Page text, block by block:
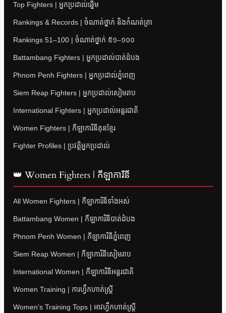
Top Fighters | អ្នកប្រដាល់ឆ្នើម
Rankings & Records | ចំណាត់ថ្នាក់ និងកំណត់ត្រា
Rankings 51–100 | ចំណាត់ថ្នាក់ ៥១–១០០
Battambang Fighters | អ្នកប្រដាល់បាត់ដំបង
Phnom Penh Fighters | អ្នកប្រដាល់ភ្នំពេញ
Siem Reap Fighters | អ្នកប្រដាល់សៀមរាប
International Fighters | អ្នកប្រដាល់អន្តរជាតិ
Women Fighters | កីឡាការិនីគុនខ្មែរ
Fighter Profiles | ប្រវត្តិអ្នកប្រដាល់
👑 Women Fighters | កីឡាការិនី
All Women Fighters | កីឡាការិនីទាំងអស់
Battambang Women | កីឡាការិនីបាត់ដំបង
Phnom Penh Women | កីឡាការិនីភ្នំពេញ
Siem Reap Women | កីឡាការិនីសៀមរាប
International Women | កីឡាការិនីអន្តរជាតិ
Women Training | ការហ្វឹកហាត់ស្ត្រី
Women’s Training Tops | អាវហ្វឹកហាត់ស្ត្រី